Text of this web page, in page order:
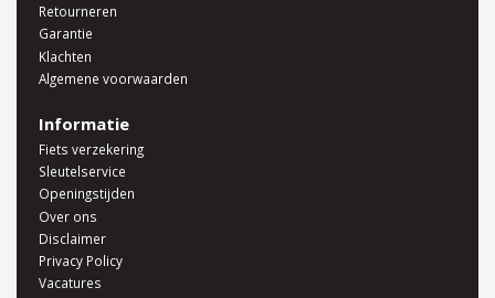
Retourneren
Garantie
Klachten
Algemene voorwaarden
Informatie
Fiets verzekering
Sleutelservice
Openingstijden
Over ons
Disclaimer
Privacy Policy
Vacatures